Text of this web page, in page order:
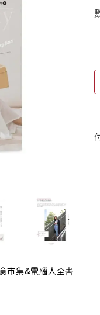
市集&電腦人全書